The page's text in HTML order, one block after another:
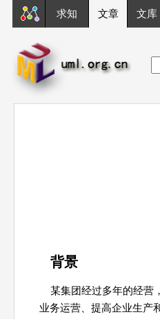
求知 文章 文库
背景
某集团经过多年的经营
业务运营、提高企业生产